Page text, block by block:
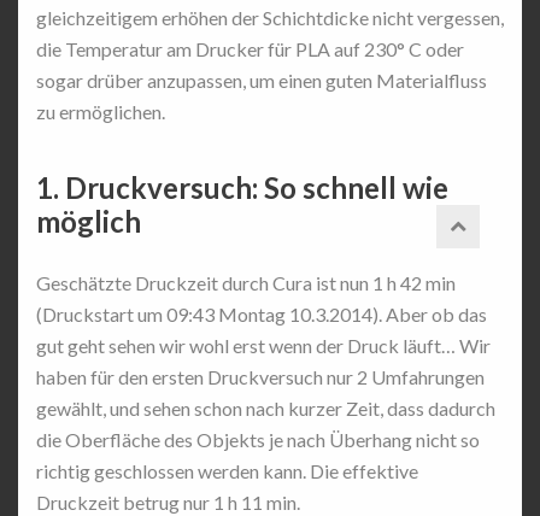
gleichzeitigem erhöhen der Schichtdicke nicht vergessen,
die Temperatur am Drucker für PLA auf 230° C oder
sogar drüber anzupassen, um einen guten Materialfluss
zu ermöglichen.
1. Druckversuch: So schnell wie
möglich
Geschätzte Druckzeit durch Cura ist nun 1 h 42 min
(Druckstart um 09:43 Montag 10.3.2014). Aber ob das
gut geht sehen wir wohl erst wenn der Druck läuft… Wir
haben für den ersten Druckversuch nur 2 Umfahrungen
gewählt, und sehen schon nach kurzer Zeit, dass dadurch
die Oberfläche des Objekts je nach Überhang nicht so
richtig geschlossen werden kann. Die effektive
Druckzeit betrug nur 1 h 11 min.